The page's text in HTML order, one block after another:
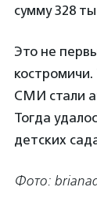
сумму 328
Это не
СМИ стали
Тогда
детских
Фото: